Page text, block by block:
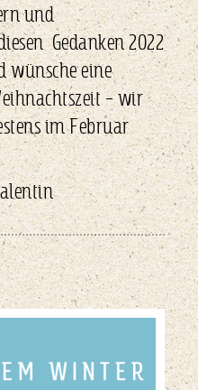
und
Gedanken 2022
wünsche eine
– wir
im Februar